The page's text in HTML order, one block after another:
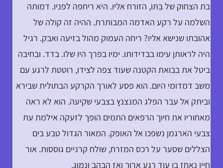
בת הצחוק של בִּתּוֹ, הזורח אליו. היא ריחפה לפניו. דמותה
השלמה על רקע האדמה המבותרת. ההיה זה קולה של
אהובתו שנישא אליו? ריחה העמוק מהול בזיעה ואבק. רגיל
היה לראותן עימו בבדידותו. ימיו בפרך היו שלו. בדד. ובחיבה
ביטל את בבואת הקטנה שעוד צפה לצידו, רוטטת לרגע עם
משב דמדומי היום. הוא פסע לאורך הקרקע הבתולית שבירא
וביתק אל עבר הפלג המנצנץ בצבעי שקיעה. הוא לא ראה
מאחוריו את חיוך הרפאים התמים הופך לזעקה אילמת עת
צבעי הארגמן נשפכו אל האופק. המאור הגדול טבע בים
הצללים שסער על רכס המזרח, שולח קרניים גוססות. אור
חייו נאחז בו עוד רגע ארוך ואז הבהב ונמוג.